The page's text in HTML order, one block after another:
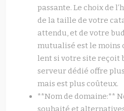
passante. Le choix de
de la taille de votre
attendu, et de votre
mutualisé est le moins
lent si votre site reçoit
serveur dédié offre
mais est plus coûteux.
**Nom de domaine:**
souhaité et